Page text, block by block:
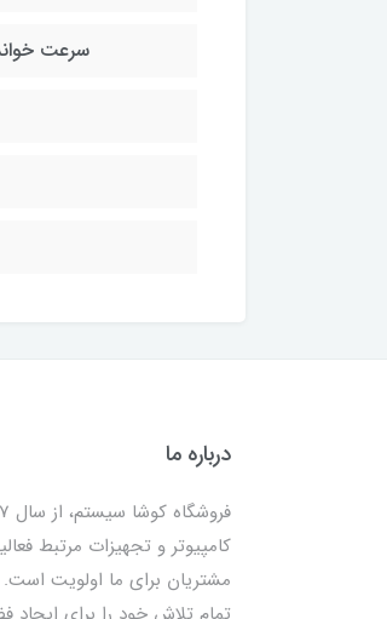
سرعت
درباره ما
کامپیوتر و تجهیزات مرتبط
مشتریان برای ما اولویت